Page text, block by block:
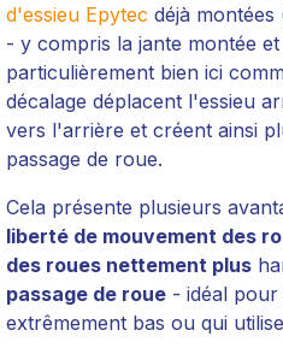
d'essieu Epytec déjà
- y compris la jante montée
particulièrement bien ici
décalage déplacent l'essieu
vers l'arrière et créent ainsi
passage de roue.
Cela présente plusieurs
liberté de mouvement des
des roues nettement plus
passage de roue - idéal
extrêmement bas ou qui